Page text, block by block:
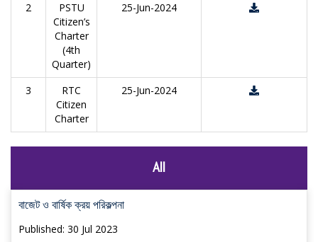
2
PSTU
Citizen’s
Charter
(4th
Quarter)
25-Jun-2024
3
RTC
Citizen
Charter
25-Jun-2024
All
বাজেট ও বার্ষিক ক্রয় পরিকল্পনা
Published: 30 Jul 2023